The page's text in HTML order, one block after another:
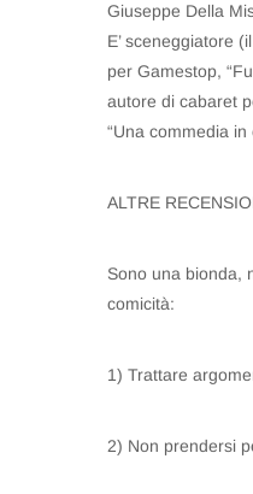
Giuseppe Della
E’ sceneggiatore
per Gamestop,
autore di cabaret
“Una commedia
ALTRE
Sono una bionda,
comicità:
1) Trattare
2) Non prendersi